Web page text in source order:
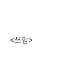
<쓰임>